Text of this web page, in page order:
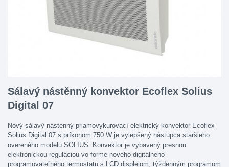
Sálavý nástěnný konvektor Ecoflex Solius
Digital 07
Nový sálavý nástenný priamovykurovací elektrický konvektor Ecoflex
Solius Digital 07 s príkonom 750 W je vylepšený nástupca staršieho
overeného modelu SOLIUS. Konvektor je vybavený presnou
elektronickou reguláciou vo forme nového digitálneho
programovateľného termostatu s LCD displejom, týždenným programom